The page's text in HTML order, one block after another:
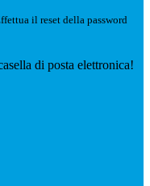
il reset della password
di posta elettronica!